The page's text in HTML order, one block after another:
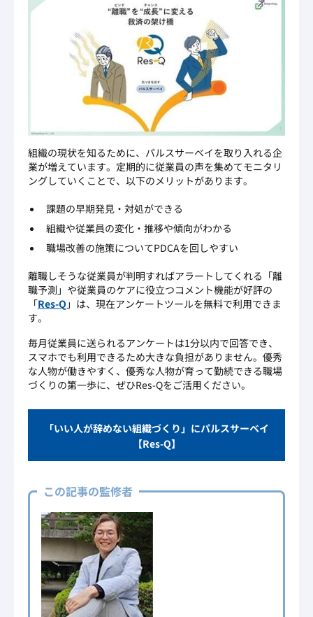
組織の現状を知るために、パルスサーベイを取り入れる企
業が増えています。定期的に従業員の声を集めてモニタリ
ングしていくことで、以下のメリットがあります。
課題の早期発見・対処ができる
組織や従業員の変化・推移や傾向がわかる
職場改善の施策についてPDCAを回しやすい
離職しそうな従業員が判明すればアラートしてくれる「離
職予測」や従業員のケアに役立つコメント機能が好評の
「Res-Q 」は、現在アンケートツールを無料で利用できま
す。
毎月従業員に送られるアンケートは1分以内で回答でき、
スマホでも利用できるため大きな負担がありません。優秀
な人物が働きやすく、優秀な人物が育って勤続できる職場
づくりの第一歩に、ぜひRes-Qをご活用ください。
「いい人が辞めない組織づくり」にパルスサーベイ
【Res-Q】
この記事の監修者